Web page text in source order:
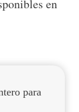
en
para